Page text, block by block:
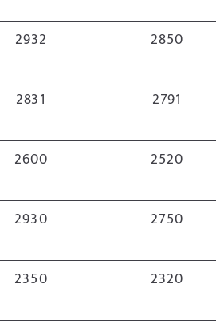
2932 2850
2831 2791
2600 2520
2930 2750
2350 2320